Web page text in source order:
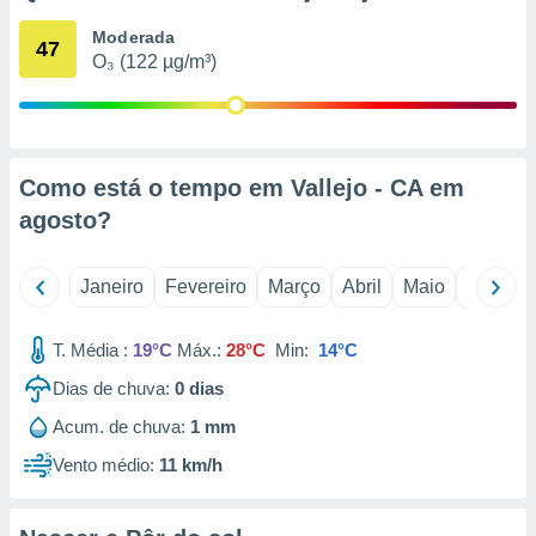
qual se
tal,
na
de
ou aceder
num
47 Moderada
O₃ (122 µg/m³)
Como está o tempo em Vallejo - CA em
agosto?
Janeiro Fevereiro Março Abril Maio Junho
T. Média : 19°C Máx.: 28°C Min: 14°C
Dias de chuva: 0 dias
Acum. de chuva: 1 mm
Vento médio: 11 km/h